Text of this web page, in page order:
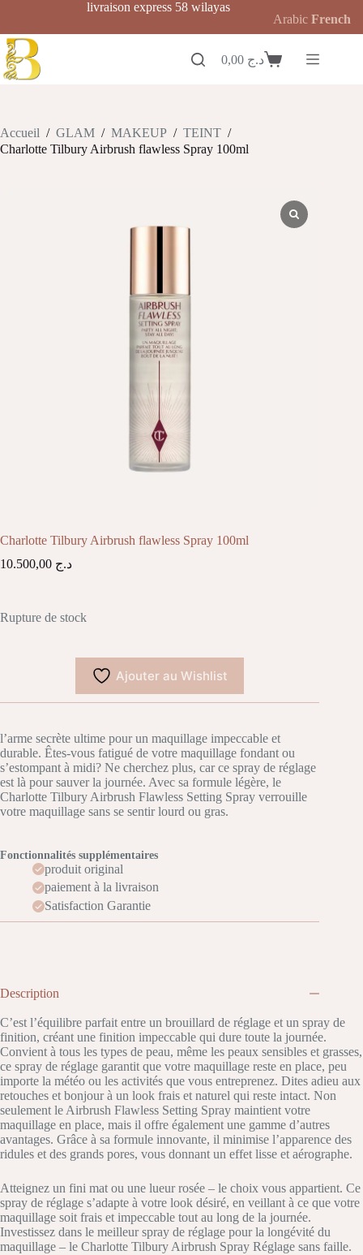
contenu
livraison express 58 wilayas
Panierد.ج
Accueil / GLAM / MAKEUP / TEINT /
Charlotte Tilbury Airbrush flawless Spray 100ml
Charlotte Tilbury Airbrush flawless Spray 100ml
د.ج
Rupture de stock
Ajouter au Wishlist
l’arme secrète ultime pour un maquillage impeccable et
durable. Êtes-vous fatigué de votre maquillage fondant ou
s’estompant à midi? Ne cherchez plus, car ce spray de réglage
est là pour sauver la journée. Avec sa formule légère, le
Charlotte Tilbury Airbrush Flawless Setting Spray verrouille
votre maquillage sans se sentir lourd ou gras.
Fonctionnalités supplémentaires
produit original
paiement à la livraison
Satisfaction Garantie
Description
C’est l’équilibre parfait entre un brouillard de réglage et un spray de
finition, créant une finition impeccable qui dure toute la journée.
Convient à tous les types de peau, même les peaux sensibles et grasses,
ce spray de réglage garantit que votre maquillage reste en place, peu
importe la météo ou les activités que vous entreprenez. Dites adieu aux
retouches et bonjour à un look frais et naturel qui reste intact. Non
seulement le Airbrush Flawless Setting Spray maintient votre
maquillage en place, mais il offre également une gamme d’autres
avantages. Grâce à sa formule innovante, il minimise l’apparence des
ridules et des grands pores, vous donnant un effet lisse et aérographe.
Atteignez un fini mat ou une lueur rosée – le choix vous appartient. Ce
spray de réglage s’adapte à votre look désiré, en veillant à ce que votre
maquillage soit frais et impeccable tout au long de la journée.
Investissez dans le meilleur spray de réglage pour la longévité du
maquillage – le Charlotte Tilbury Airbrush Spray Réglage sans faille.
Arabic French